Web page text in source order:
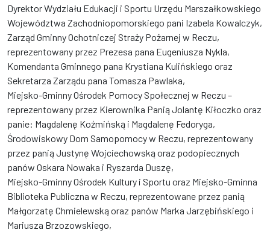
Dyrektor Wydziału Edukacji i Sportu Urzędu Marszałkowskiego
Województwa Zachodniopomorskiego pani Izabela Kowalczyk,
Zarząd Gminny Ochotniczej Straży Pożarnej w Reczu,
reprezentowany przez Prezesa pana Eugeniusza Nykla,
Komendanta Gminnego pana Krystiana Kulińskiego oraz
Sekretarza Zarządu pana Tomasza Pawlaka,
Miejsko-Gminny Ośrodek Pomocy Społecznej w Reczu –
reprezentowany przez Kierownika Panią Jolantę Kiłoczko oraz
panie: Magdalenę Koźmińską i Magdalenę Fedoryga,
Środowiskowy Dom Samopomocy w Reczu, reprezentowany
przez panią Justynę Wojciechowską oraz podopiecznych
panów Oskara Nowaka i Ryszarda Duszę,
Miejsko-Gminny Ośrodek Kultury i Sportu oraz Miejsko-Gminna
Biblioteka Publiczna w Reczu, reprezentowane przez panią
Małgorzatę Chmielewską oraz panów Marka Jarzębińskiego i
Mariusza Brzozowskiego,